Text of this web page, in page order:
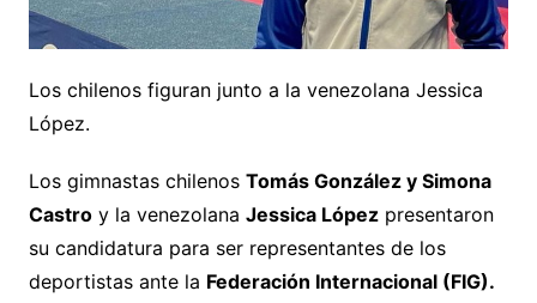
Los chilenos figuran junto a la venezolana Jessica
López.
Los gimnastas chilenos Tomás González y Simona
Castroy la venezolana Jessica Lópezpresentaron
su candidatura para ser representantes de los
deportistas ante la Federación Internacional (FIG).